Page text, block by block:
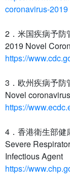
coronavirus-2019
2．米国疾病予防
2019 Novel
https://
3．欧州疾病予防
Novel coronavirus
https://
4．香港衛生部健
Severe
Infectious Agent
https://